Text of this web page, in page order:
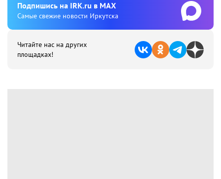
Подпишиcь на IRK.ru в MAX
Cамые свежие новости Иркутска
Читайте нас на других
площадках!